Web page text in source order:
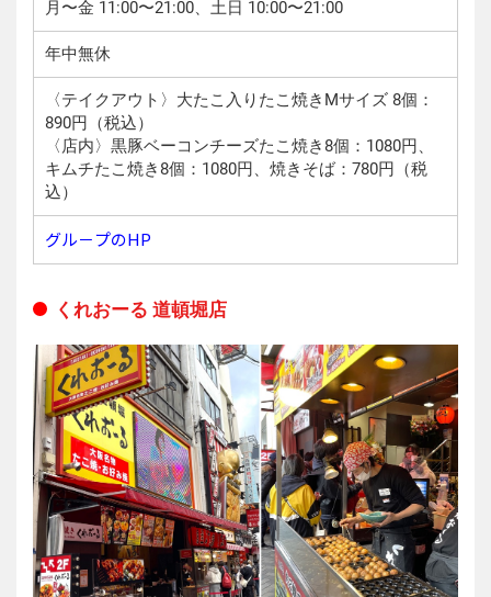
月〜金 11:00〜21:00、土日 10:00〜21:00
年中無休
〈テイクアウト〉大たこ入りたこ焼きMサイズ 8個：
890円（税込）
〈店内〉黒豚ベーコンチーズたこ焼き8個：1080円、
キムチたこ焼き8個：1080円、焼きそば：780円（税
込）
グル－プのHP
くれおーる 道頓堀店